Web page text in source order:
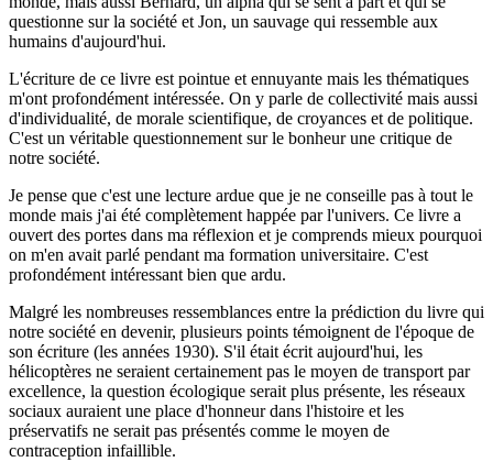
questionne sur la société et Jon, un sauvage qui ressemble aux
humains d'aujourd'hui.
L'écriture de ce livre est pointue et ennuyante mais les thématiques
m'ont profondément intéressée. On y parle de collectivité mais aussi
d'individualité, de morale scientifique, de croyances et de politique.
C'est un véritable questionnement sur le bonheur une critique de
notre société.
Je pense que c'est une lecture ardue que je ne conseille pas à tout le
monde mais j'ai été complètement happée par l'univers. Ce livre a
ouvert des portes dans ma réflexion et je comprends mieux pourquoi
on m'en avait parlé pendant ma formation universitaire. C'est
profondément intéressant bien que ardu.
Malgré les nombreuses ressemblances entre la prédiction du livre qui
notre société en devenir, plusieurs points témoignent de l'époque de
son écriture (les années 1930). S'il était écrit aujourd'hui, les
hélicoptères ne seraient certainement pas le moyen de transport par
excellence, la question écologique serait plus présente, les réseaux
sociaux auraient une place d'honneur dans l'histoire et les
préservatifs ne serait pas présentés comme le moyen de
contraception infaillible.